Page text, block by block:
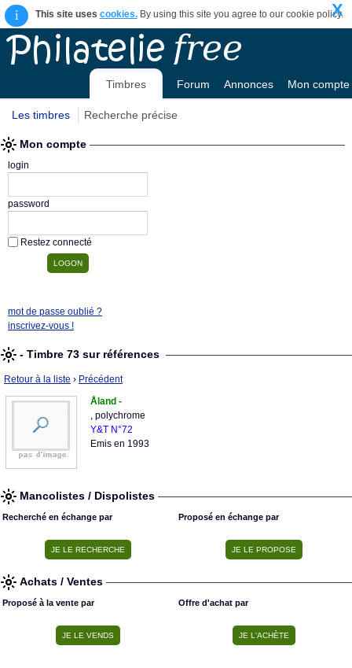
i This site uses cookies.By using this site you agree to our cookie policy.
X
Timbres Forum Annonces Mon compte
Les timbres Recherche précise
Mon compte
login
password
Restez connecté
mot de passe oublié ?
inscrivez-vous !
- Timbre 73 sur références
Retour à la liste › Précédent
Åland -
, polychrome
Y&T N°72
Emis en 1993
Mancolistes / Dispolistes
Recherché en échange par Proposé en échange par
Achats / Ventes
Proposé à la vente par Offre d'achat par